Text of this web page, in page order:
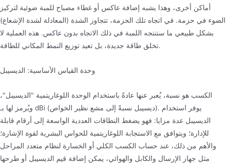
أماكن أخرى، وهذا يشبه إضافة عاكس أو غطاء مصباح للمبة ضوئية لتركيز
الضوء في حزمة. في اتجاه تلك الحزمة، تتجاوز الشدة (المعادلة لشدة الإشعاع)
بشكل طبيعي ما ستنتجه اللمبة في ذلك الاتجاه بدون عاكس. هذه العملية لا
تخلق طاقة جديدة، بل تعيد توزيع النمط المكاني للطاقة.
وحدة القياس الأساسية: الديسيبل
الكسب هو نسبة، يُعبر عنها عادةً باستخدام الوحدة اللوغاريتمية "الديسيبل"،
ويُرمز لها بـ dBi (ديسيبل نسبةً إلى مشع نظير الخواص). يوفر استخدام
الديسيبل عدة مزايا: فهو يضغط النطاقات العددية الواسعة إلى أرقام قابلة
للإدارة؛ ويتوافق مع الاستجابة اللوغاريتمية للحواس البشرية لقوة الإشارة؛
والأهم من ذلك، عند حساب الكسب الكلي أو الخسارة لنظام متعدد المراحل
مثل جهاز الإرسال والكابل والهوائي، يمكن إضافة قيم الديسيبل أو طرحها